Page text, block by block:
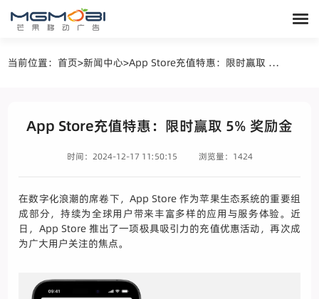
当前位置：首页>新闻中心> App Store充值特惠：限时赢取 5% 奖励金
App Store充值特惠：限时赢取 5% 奖励金
时间：2024-12-17 11:50:15 浏览量：1424
在数字化浪潮的席卷下，App Store 作为苹果生态系统的重要组
成部分，持续为全球用户带来丰富多样的应用与服务体验。近
日，App Store 推出了一项极具吸引力的充值优惠活动，再次成
为广大用户关注的焦点。